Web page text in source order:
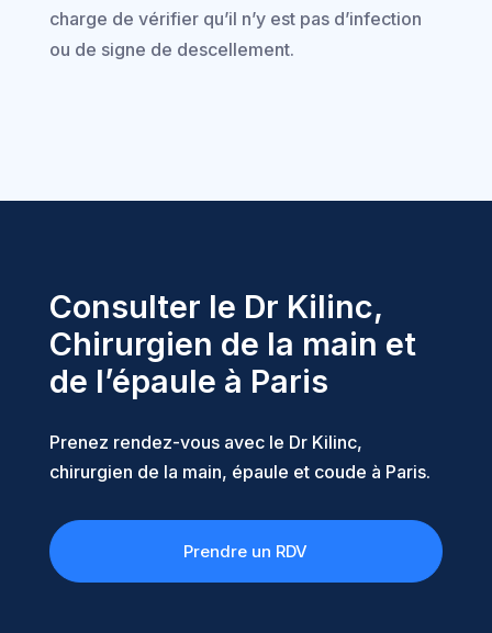
charge de vérifier qu’il n’y est pas d’infection
ou de signe de descellement.
Consulter le Dr Kilinc,
Chirurgien de la main et
de l’épaule à Paris
Prenez rendez-vous avec le Dr Kilinc,
chirurgien de la main, épaule et coude à Paris.
Prendre un RDV